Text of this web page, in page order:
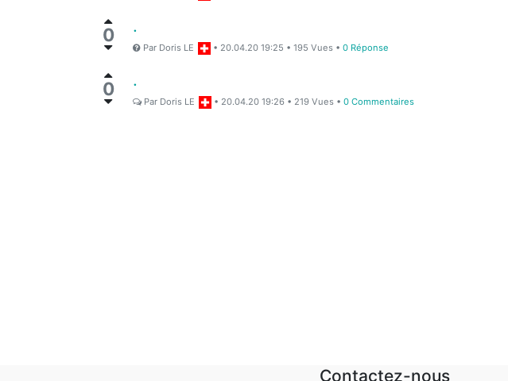
0 .
Par Doris LE • 20.04.20 19:25 • 195 Vues • 0 Réponse
0 .
Par Doris LE • 20.04.20 19:26 • 219 Vues • 0 Commentaires
Contactez-nous